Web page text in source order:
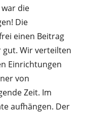
die
Die
einen Beitrag
Wir verteilten
Einrichtungen
von
Zeit. Im
aufhängen. Der